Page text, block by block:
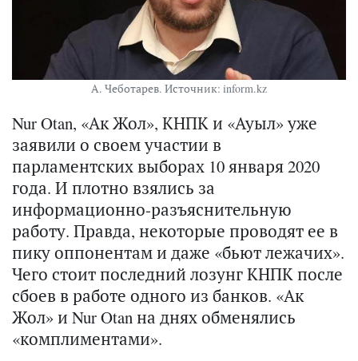
А. Чеботарев. Источник: inform.kz
Nur Otan, «Ак Жол», КНПК и «Ауыл» уже
заявили о своем участии в
парламентских выборах 10 января 2020
года. И плотно взялись за
информационно-разъяснительную
работу. Правда, некоторые проводят ее в
пику оппонентам и даже «бьют лежачих».
Чего стоит последний лозунг КНПК после
сбоев в работе одного из банков. «Ак
Жол» и Nur Otan на днях обменялись
«комплиментами».